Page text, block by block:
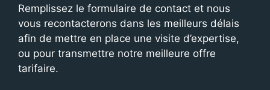
Remplissez le formulaire de contact et nous
vous recontacterons dans les meilleurs délais
afin de mettre en place une visite d’expertise,
ou pour transmettre notre meilleure offre
tarifaire.